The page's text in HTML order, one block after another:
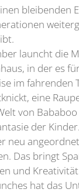
bleibenden
launcht die
in der es
im fahrenden
eine
von
der
neu
Das bringt
und
hat das